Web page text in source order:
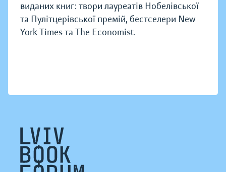
виданих книг: твори лауреатів Нобелівської
та Пулітцерівської премій, бестселери New
York Times та The Economist.